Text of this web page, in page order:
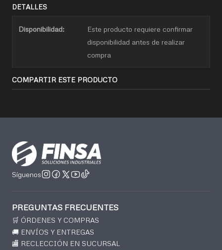
DETALLES
Disponibilidad:
Este producto requiere confirmar
disponibilidad antes de realizar
compra
COMPARTIR ESTE PRODUCTO
Síguenos
PREGUNTAS FRECUENTES
🛒 ÓRDENES Y COMPRAS
🚚 ENVÍOS Y ENTREGAS
🏬 RECLECCIÓN EN SUCURSAL